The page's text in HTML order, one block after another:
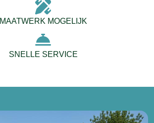
MAATWERK MOGELIJK
SNELLE SERVICE